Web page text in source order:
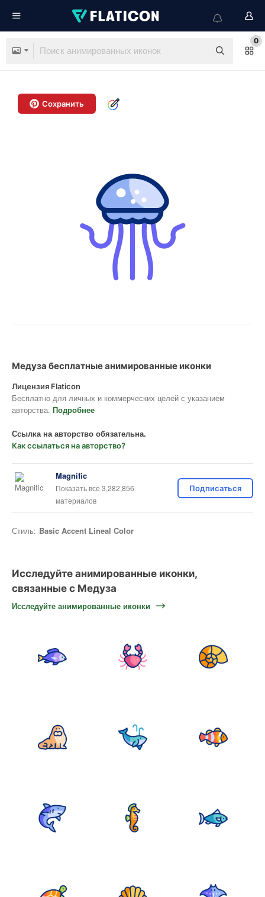
0
Сохранить
Медуза бесплатные анимированные иконки
Лицензия Flaticon
Бесплатно для личных и коммерческих целей с указанием
авторства. Подробнее
Ссылка на авторство обязательна.
Как ссылаться на авторство?
Magnific
Показать все 3,282,856
материалов
Подписаться
Стиль: Basic Accent Lineal Color
Исследуйте анимированные иконки,
связанные с Медуза
Исследуйте анимированные иконки